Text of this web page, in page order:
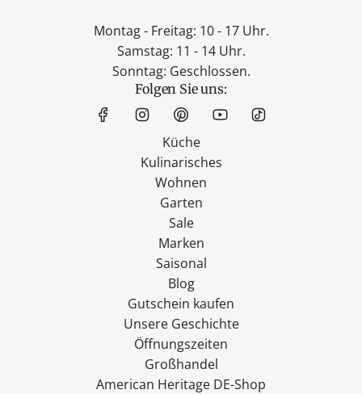
Montag - Freitag: 10 - 17 Uhr.
Samstag: 11 - 14 Uhr.
Sonntag: Geschlossen.
Folgen Sie uns:
Küche
Kulinarisches
Wohnen
Garten
Sale
Marken
Saisonal
Blog
Gutschein kaufen
Unsere Geschichte
Öffnungszeiten
Großhandel
American Heritage DE-Shop